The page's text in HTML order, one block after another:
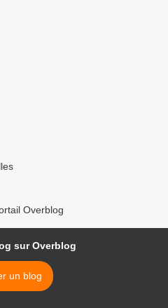
Overblog
sur Overblog
un blog